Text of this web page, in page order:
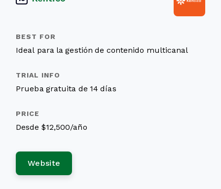
Ideal para la gestión de contenido multicanal
Prueba gratuita de 14 días
Desde $12,500/año
Website